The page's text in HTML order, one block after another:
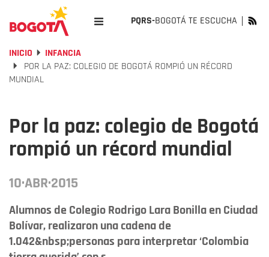
PQRS-BOGOTÁ TE ESCUCHA
INICIO
INFANCIA
POR LA PAZ: COLEGIO DE BOGOTÁ ROMPIÓ UN RÉCORD
MUNDIAL
Por la paz: colegio de Bogotá
rompió un récord mundial
10·ABR·2015
Alumnos de Colegio Rodrigo Lara Bonilla en Ciudad
Bolívar, realizaron una cadena de
1.042&nbsp;personas para interpretar ‘Colombia